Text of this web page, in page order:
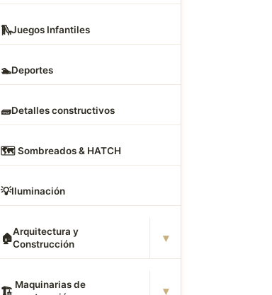
🛝Juegos Infantiles
🏊Deportes
🧱Detalles constructivos
🗺️ Sombreados & HATCH
💡Iluminación
🏠Arquitectura y
Construcción
▾
🏗 ️ Maquinarias de
▾